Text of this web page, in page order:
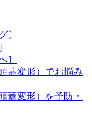
〕
］
蓋変形）でお悩み
蓋変形）を予防・